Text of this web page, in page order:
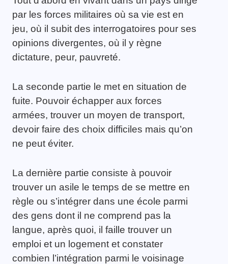
par les forces militaires où sa vie est en
jeu, où il subit des interrogatoires pour ses
opinions divergentes, où il y règne
dictature, peur, pauvreté.
La seconde partie le met en situation de
fuite. Pouvoir échapper aux forces
armées, trouver un moyen de transport,
devoir faire des choix difficiles mais qu’on
ne peut éviter.
La dernière partie consiste à pouvoir
trouver un asile le temps de se mettre en
règle ou s’intégrer dans une école parmi
des gens dont il ne comprend pas la
langue, après quoi, il faille trouver un
emploi et un logement et constater
combien l’intégration parmi le voisinage